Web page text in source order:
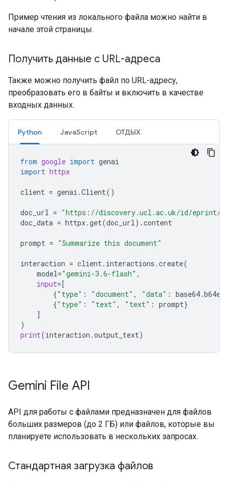
Пример чтения из локального файла можно найти в
начале этой страницы.
Получить данные с URL-адреса
Также можно получить файл по URL-адресу,
преобразовать его в байты и включить в качестве
входных данных.
Python JavaScript ОТДЫХ
from google import genai
import httpx
client = genai .Client()
doc_url = "https://discovery.ucl.ac.uk/id/eprint/
doc_data = httpx.get(doc_url) .content
prompt = "Summarize this document"
interaction = client. interactions .create(
model="gemini-3.6-flash" ,
input=[
{"type" : "document" , "data" : base64.
{"type" : "text" , "text" : prompt}
]
)
print(interaction .output_text)
Gemini File API
API для работы с файлами предназначен для файлов
больших размеров (до 2 ГБ) или файлов, которые вы
планируете использовать в нескольких запросах.
Стандартная загрузка файлов